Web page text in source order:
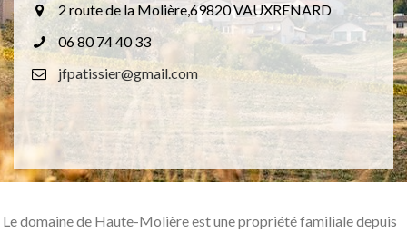
2 route de la Molière,69820 VAUXRENARD
06 80 74 40 33
jfpatissier@gmail.com
Le domaine de Haute-Molière est une propriété familiale depuis